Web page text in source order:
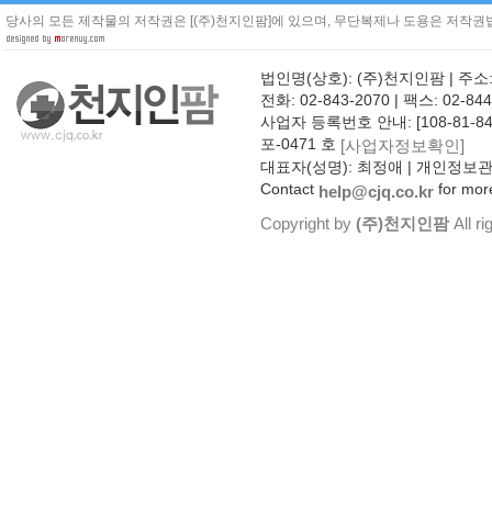
당사의 모든 제작물의 저작권은 [(주)천지인팜]에 있으며, 무단복제나 도용은 저작
법인명(상호): (주)천지인팜 | 주
전화: 02-843-2070 | 팩스: 02-
사업자 등록번호 안내: [108-81-
포-0471 호 [사업자정보확인]
대표자(성명): 최정애 | 개인정보
Contact help@cjq.co.kr for
Copyright by (주)천지인팜All